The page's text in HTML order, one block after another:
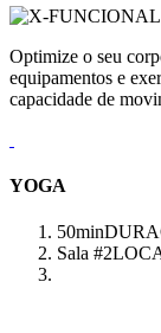
Optimize o seu
equipamentos e
capacidade de
YOGA
50min
Sala #2